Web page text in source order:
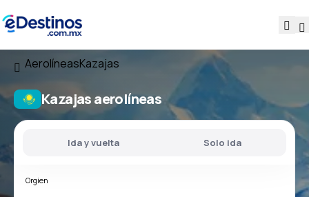
AerolíneasKazajas
Kazajas aerolíneas
Ida y vuelta Solo ida
Orgien